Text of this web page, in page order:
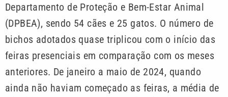
Departamento de Proteção e Bem-Estar Animal
(DPBEA), sendo 54 cães e 25 gatos. O número de
bichos adotados quase triplicou com o início das
feiras presenciais em comparação com os meses
anteriores. De janeiro a maio de 2024, quando
ainda não haviam começado as feiras, a média de